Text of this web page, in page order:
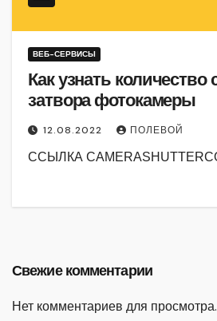
ВЕБ-СЕРВИСЫ
Как узнать
затвора фотокамеры
12.08.2022 ПОЛЕВОЙ
ССЫЛКА
Свежие комментарии
Нет комментариев для просмотра.